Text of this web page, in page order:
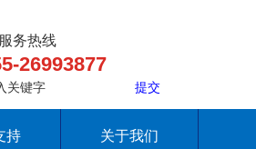
务热线
26993877
持 关于我们